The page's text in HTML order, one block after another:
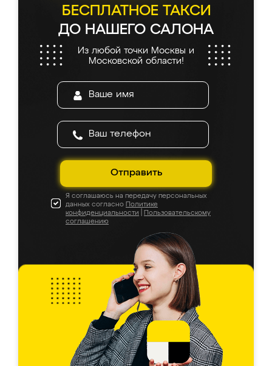
БЕСПЛАТНОЕ ТАКСИ
ДО НАШЕГО САЛОНА
Из любой точки Москвы и
Московской области!
Отправить
Я соглашаюсь на передачу персональных
данных согласно Политике
конфиденциальности
Пользовательскому
соглашению